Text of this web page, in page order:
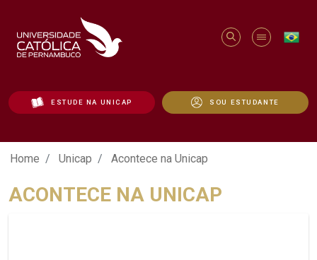
ESTUDE NA UNICAP SOU ESTUDANTE
Acontece na Unicap - Unicap
Home Unicap Acontece na Unicap
ACONTECE NA UNICAP